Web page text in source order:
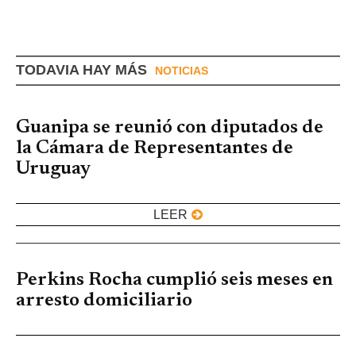
TODAVIA HAY MÁS NOTICIAS
Guanipa se reunió con diputados de
la Cámara de Representantes de
Uruguay
LEER
Perkins Rocha cumplió seis meses en
arresto domiciliario